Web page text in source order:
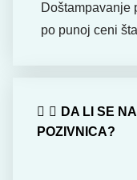
Doštampavanje
po punoj ceni
DA LI SE
POZIVNICA?